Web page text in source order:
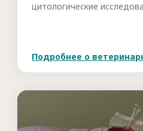
Подробнее о
цитологические